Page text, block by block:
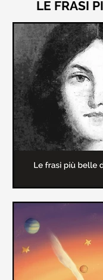
LE FRASI
Le frasi più
Tempestose"
"Cime
romanzo scritto
causa la